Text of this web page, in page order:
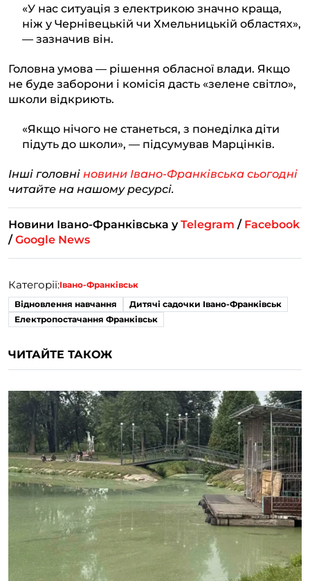
«У нас ситуація з електрикою значно краща,
ніж у Чернівецькій чи Хмельницькій областях»,
— зазначив він.
Головна умова — рішення обласної влади. Якщо
не буде заборони і комісія дасть «зелене світло»,
школи відкриють.
«Якщо нічого не станеться, з понеділка діти
підуть до школи», — підсумував Марцінків.
Інші головні новини Івано-Франківська сьогодні
читайте на нашому ресурсі.
Новини Івано-Франківська уTelegram / Facebook
/Google News
Категорії:Івано-Франківськ
Відновлення навчання
Дитячі садочки Івано-Франківськ
Електропостачання Франківськ
ЧИТАЙТЕ ТАКОЖ